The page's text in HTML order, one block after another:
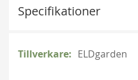
Specifikationer
information ELDgarden